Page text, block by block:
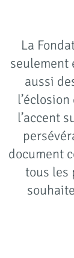
La
seulement
aussi
l’accent
document
tous les